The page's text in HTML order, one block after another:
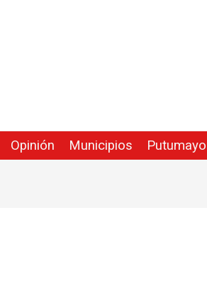
Opinión Municipios Putumayo